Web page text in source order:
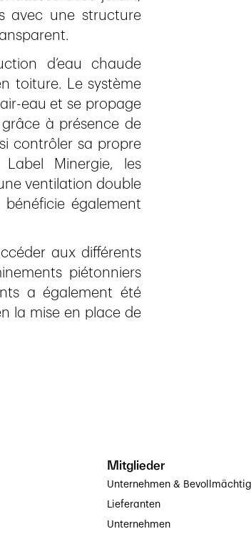
avec une structure
d’eau chaude
toiture. Le système
eau et se propage
à présence de
contrôler sa propre
Minergie, les
ventilation double
également
aux différents
piétonniers
a également été
la mise en place de
Mitglieder
Unternehmen &
Lieferanten
Unternehmen